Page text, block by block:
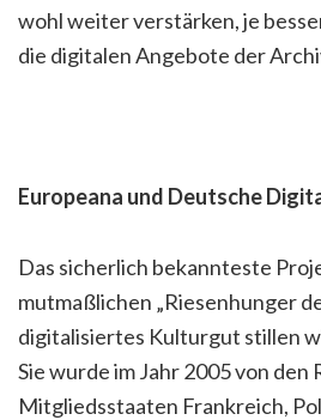
wohl weiter verstärken, je
die digitalen Angebote der
Europeana und Deutsche
Das sicherlich bekannteste
mutmaßlichen „Riesenhunger
digitalisiertes Kulturgut stillen
Sie wurde im Jahr 2005 von den
Mitgliedsstaaten Frankreich,